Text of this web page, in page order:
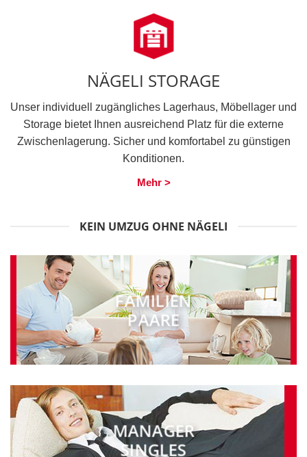
NÄGELI STORAGE
Unser individuell zugängliches Lagerhaus, Möbellager und
Storage bietet Ihnen ausreichend Platz für die externe
Zwischenlagerung. Sicher und komfortabel zu günstigen
Konditionen.
Mehr >
KEIN UMZUG OHNE NÄGELI
FAMILIEN
PAARE
MANAGER
SINGLES